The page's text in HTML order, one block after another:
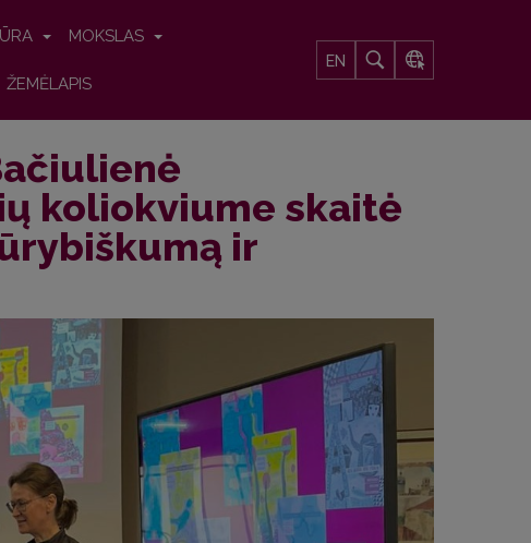
MOKSLAS
ŽEMĖLAPIS
EN
koliokviume skaitė
ir